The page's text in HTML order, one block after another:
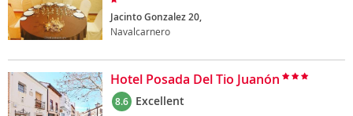
Jacinto Gonzalez 20,
Navalcarnero
Hotel Posada Del Tio Juanón
8.6 Excellent